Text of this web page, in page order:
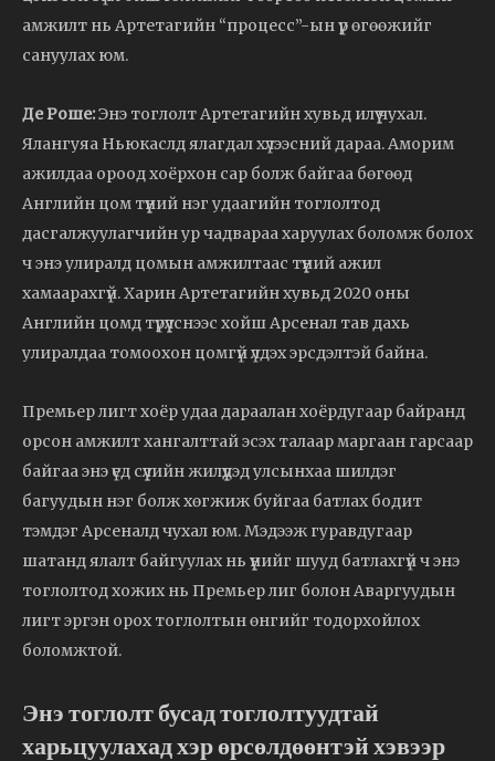
амжилт нь Артетагийн “процесс”-ын үр өгөөжийг
сануулах юм.
Де Роше:Энэ тоглолт Артетагийн хувьд илүү чухал.
Ялангуяа Ньюкаслд ялагдал хүлээсний дараа. Аморим
ажилдаа ороод хоёрхон сар болж байгаа бөгөөд
Английн цом түүний нэг удаагийн тоглолтод
дасгалжуулагчийн ур чадвараа харуулах боломж болох
ч энэ улиралд цомын амжилтаас түүний ажил
хамаарахгүй. Харин Артетагийн хувьд 2020 оны
Английн цомд түрүүлснээс хойш Арсенал тав дахь
улиралдаа томоохон цомгүй үлдэх эрсдэлтэй байна.
Премьер лигт хоёр удаа дараалан хоёрдугаар байранд
орсон амжилт хангалттай эсэх талаар маргаан гарсаар
байгаа энэ үед сүүлийн жилүүдэд улсынхаа шилдэг
багуудын нэг болж хөгжиж буйгаа батлах бодит
тэмдэг Арсеналд чухал юм. Мэдээж гуравдугаар
шатанд ялалт байгуулах нь үүнийг шууд батлахгүй ч энэ
тоглолтод хожих нь Премьер лиг болон Аваргуудын
лигт эргэн орох тоглолтын өнгийг тодорхойлох
боломжтой.
Энэ тоглолт бусад тоглолтуудтай
харьцуулахад хэр өрсөлдөөнтэй хэвээр